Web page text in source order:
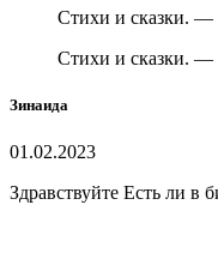
Стихи и сказки. —
Стихи и сказки. —
Зинаида
01.02.2023
Здравствуйте Есть ли в